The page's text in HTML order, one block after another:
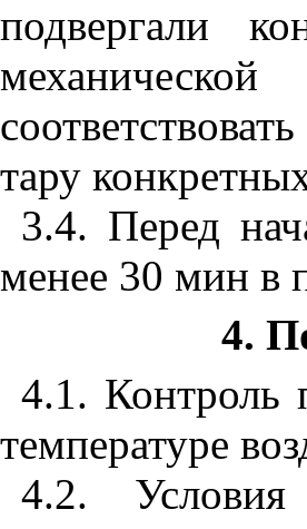
подвергали
механической
соответствовать
тару
3.4. Перед
менее 30 мин в
4.
4.1. Контроль
температуре
4.2. Условия